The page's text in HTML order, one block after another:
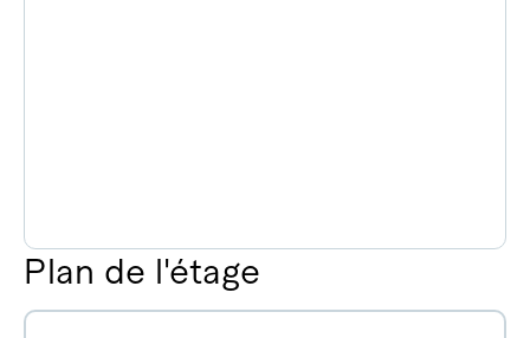
Plan de l'étage